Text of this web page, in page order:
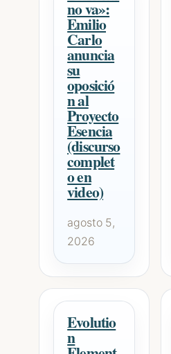
no va»:
Emilio
Carlo
anuncia
su
oposició
n al
Proyecto
Esencia
(discurso
complet
o en
video)
agosto 5,
2026
Evolutio
n